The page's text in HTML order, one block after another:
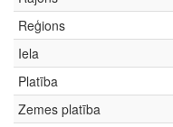
Reģions
Iela
Platība
Zemes platība